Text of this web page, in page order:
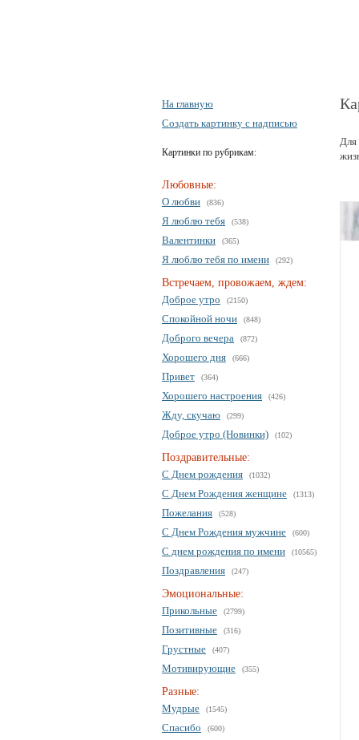
На главную
Создать картинку с надписью
Картинки по рубрикам:
Любовные:
О любви
(836)
Я люблю тебя (538)
Валентинки (365)
Я люблю тебя по имени (292)
Встречаем, провожаем, ждем:
Доброе утро
(2150)
Спокойной ночи (848)
Доброго вечера (872)
Хорошего дня (666)
Привет (364)
Хорошего настроения (426)
Жду, скучаю (299)
Доброе утро (Новинки) (102)
Поздравительные:
С Днем рождения
(1032)
С Днем Рождения женщине (1313)
Пожелания (528)
С Днем Рождения мужчине (600)
С днем рождения по имени (10565)
Поздравления (247)
Эмоциональные:
Прикольные
(2799)
Позитивные (316)
Грустные (407)
Мотивирующие (355)
Разные:
Мудрые
(1545)
Спасибо (600)
Для